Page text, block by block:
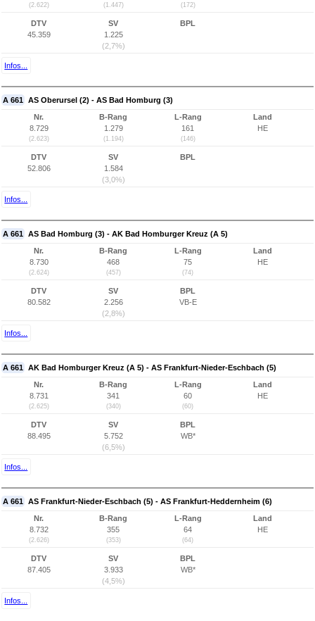
(2.622) (1.447) (172)
DTV
45.359
SV
1.225
(2,7%)
BPL
Infos...
A 661 AS Oberursel (2) - AS Bad Homburg (3)
Nr.
8.729
(2.623)
B-Rang
1.279
(1.194)
L-Rang
161
(146)
Land
HE
DTV
52.806
SV
1.584
(3,0%)
BPL
Infos...
A 661 AS Bad Homburg (3) - AK Bad Homburger Kreuz (A 5)
Nr.
8.730
(2.624)
B-Rang
468
(457)
L-Rang
75
(74)
Land
HE
DTV
80.582
SV
2.256
(2,8%)
BPL
VB-E
Infos...
A 661 AK Bad Homburger Kreuz (A 5) - AS Frankfurt-Nieder-Eschbach (5)
Nr.
8.731
(2.625)
B-Rang
341
(340)
L-Rang
60
(60)
Land
HE
DTV
88.495
SV
5.752
(6,5%)
BPL
WB*
Infos...
A 661 AS Frankfurt-Nieder-Eschbach (5) - AS Frankfurt-Heddernheim (6)
Nr.
8.732
(2.626)
B-Rang
355
(353)
L-Rang
64
(64)
Land
HE
DTV
87.405
SV
3.933
(4,5%)
BPL
WB*
Infos...